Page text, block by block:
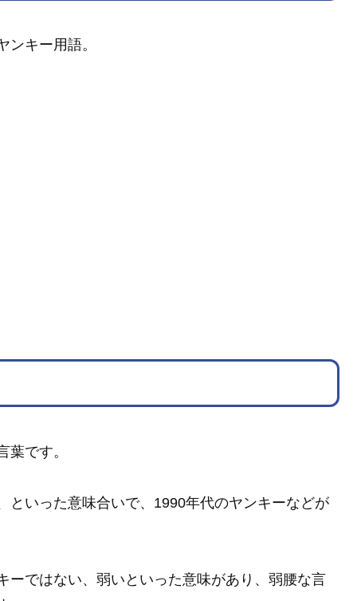
ンキー用語。
葉です。
といった意味合いで、1990年代のヤンキーなどが
ーではない、弱いといった意味があり、弱腰な言